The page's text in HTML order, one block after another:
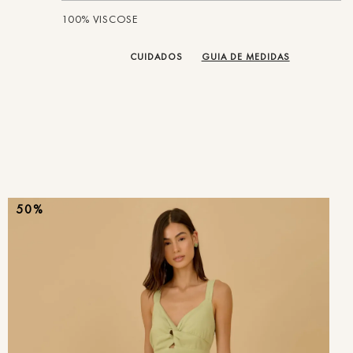
100% VISCOSE
CUIDADOS GUIA DE MEDIDAS
50%